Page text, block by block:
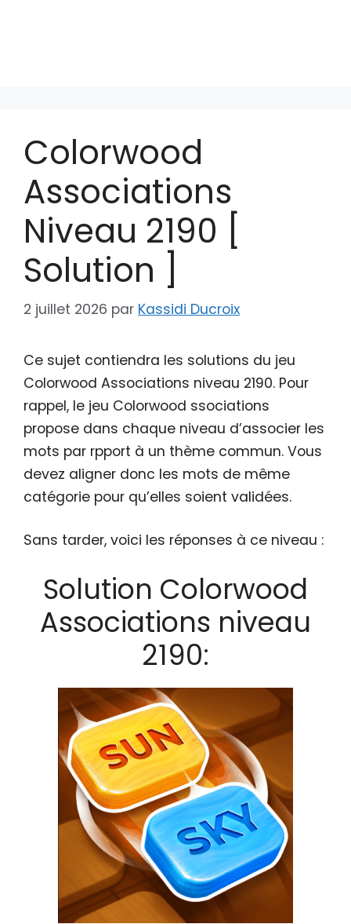
Colorwood
Associations
Niveau 2190 [
Solution ]
2 juillet 2026 par Kassidi Ducroix
Ce sujet contiendra les solutions du jeu
Colorwood Associations niveau 2190. Pour
rappel, le jeu Colorwood ssociations
propose dans chaque niveau d’associer les
mots par rpport à un thème commun. Vous
devez aligner donc les mots de même
catégorie pour qu’elles soient validées.
Sans tarder, voici les réponses à ce niveau :
Solution Colorwood
Associations niveau
2190: